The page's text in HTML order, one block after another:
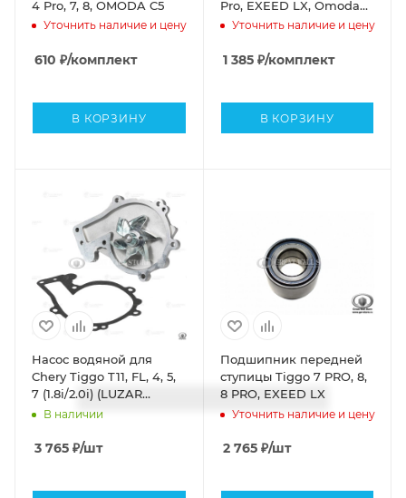
4 Pro, 7, 8, OMODA C5
Уточнить наличие и цену
610 ₽/комплект
В КОРЗИНУ
Pro, EXEED LX, Omoda
C5 (аналог)
Уточнить наличие и цену
1 385₽/комплект
В КОРЗИНУ
Насос водяной для
Chery Tiggo T11, FL, 4, 5,
7 (1.8i/2.0i) (LUZAR
аналог 484FC1307010)
В наличии
3 765 ₽/шт
Подшипник передней
ступицы Tiggo 7 PRO, 8,
8 PRO, EXEED LX
Уточнить наличие и цену
2 765₽/шт